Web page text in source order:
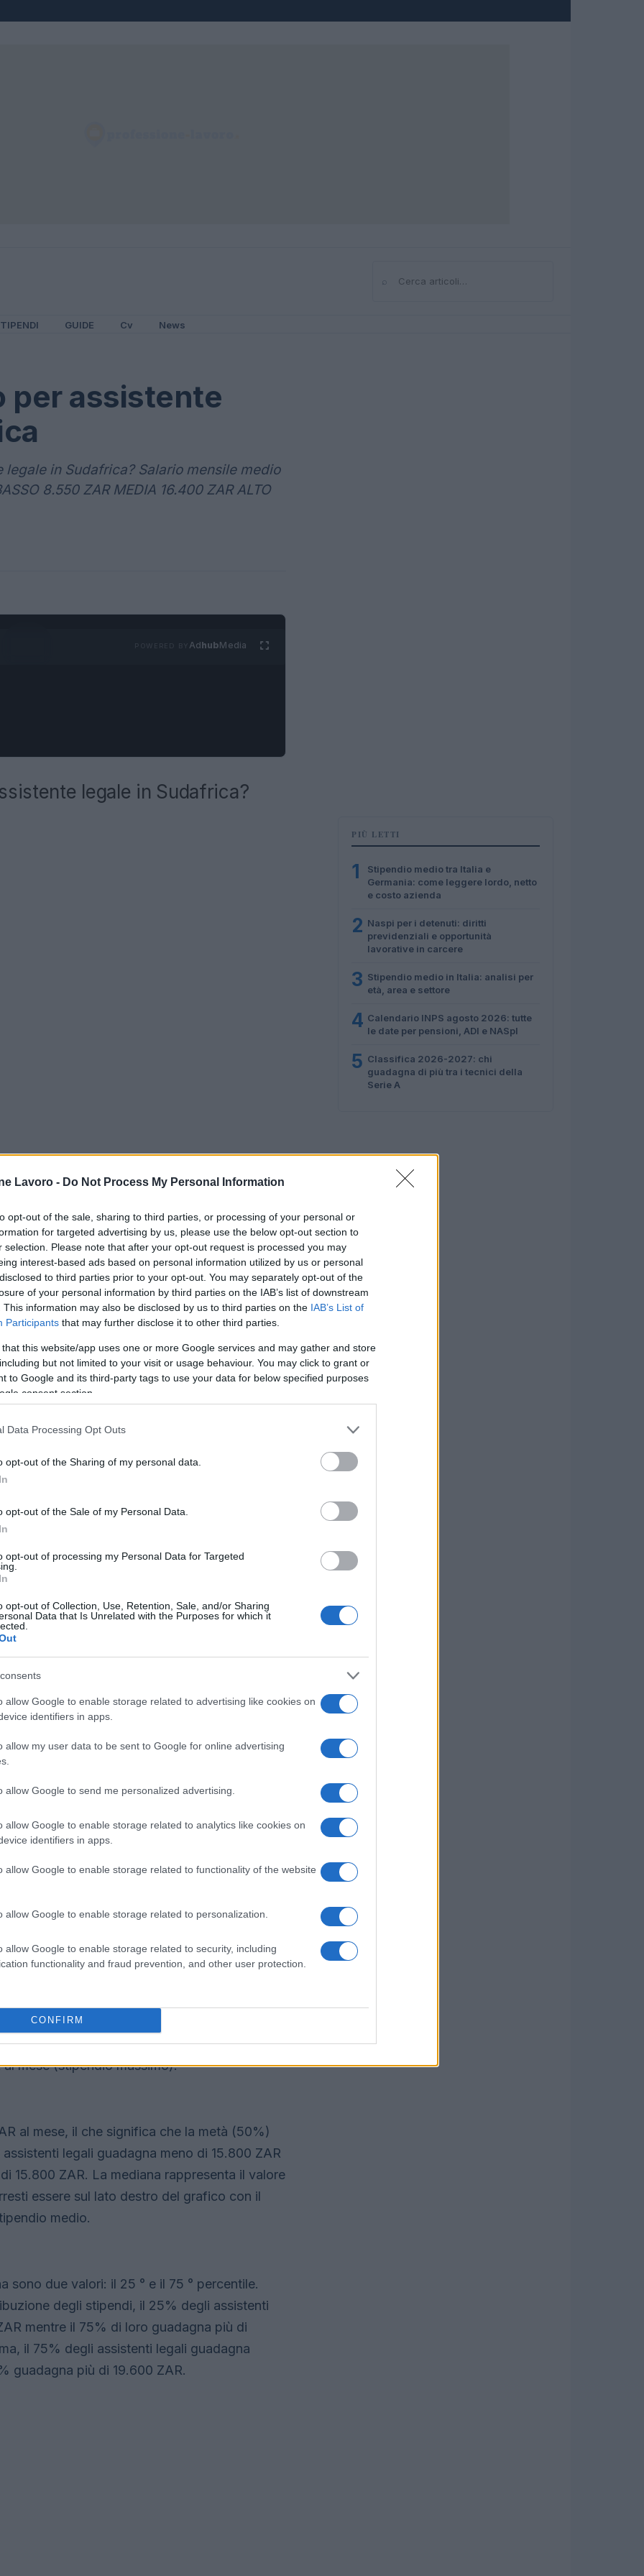
Lavoro - Do Not Process My Personal Information
opt-out of the sale, sharing to third parties, or processing of your personal or
for targeted advertising by us, please use the below opt-out section to
selection. Please note that after your opt-out request is processed you may
interest-based ads based on personal information utilized by us or personal
to third parties prior to your opt-out. You may separately opt-out of the
of your personal information by third parties on the IAB’s list of downstream
This information may also be disclosed by us to third parties on the IAB’s List of
Participants that may further disclose it to other third parties.
that this website/app uses one or more Google services and may gather and store
but not limited to your visit or usage behaviour. You may click to grant or
to Google and its third-party tags to use your data for below specified purposes
consent section.
Data Processing Opt Outs
opt-out of the Sharing of my personal data.
opt-out of the Sale of my Personal Data.
opt-out of processing my Personal Data for Targeted
opt-out of Collection, Use, Retention, Sale, and/or Sharing
Data that Is Unrelated with the Purposes for which it
allow Google to enable storage related to advertising like cookies on
identifiers in apps.
allow my user data to be sent to Google for online advertising
allow Google to send me personalized advertising.
allow Google to enable storage related to analytics like cookies on
identifiers in apps.
allow Google to enable storage related to functionality of the website
allow Google to enable storage related to personalization.
allow Google to enable storage related to security, including
functionality and fraud prevention, and other user protection.
CONFIRM
⌕Cerca
GUIDE Cv News
per assistente
in Sudafrica? Salario mensile medio
8.550 ZAR MEDIA 16.400 ZAR ALTO
AdhubMedia
legale in Sudafrica?
legaleinSud Africaguadagna in genere
da
include alloggio, trasporti e altri benefici. Gli
in base all’esperienza, alle
troverai una ripartizione dettagliata
legale in Sud
l’intervallo
Sudafrica vanno da 8.550 ZAR al mese
mese (stipendio massimo).
al mese, il che significa che la metà (50%)
legali guadagna meno di 15.800 ZAR
15.800 ZAR. La mediana rappresenta il valore
essere sul lato destro del grafico con il
medio.
sono due valori: il 25 ° e il 75 ° percentile.
degli stipendi, il 25% degli assistenti
mentre il 75% di loro guadagna più di
il 75% degli assistenti legali guadagna
guadagna più di 19.600 ZAR.
PIÙ LETTI
1
Stipendio medio tra Italia e
Germania: come leggere lordo, netto
e costo azienda
2 Naspi per i detenuti: diritti
previdenziali e opportunità
lavorative in carcere
3 Stipendio medio in Italia: analisi per
età, area e settore
4 Calendario INPS agosto 2026: tutte
le date per pensioni, ADI e NASpI
5 Classifica 2026-2027: chi
guadagna di più tra i tecnici della
Serie A